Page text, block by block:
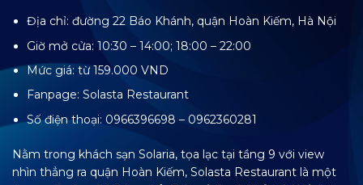
Địa chỉ: đường 22 Báo Khánh, quận Hoàn Kiếm, Hà Nội
Giờ mở cửa: 10:30 – 14:00; 18:00 – 22:00
Mức giá: từ 159.000 VND
Fanpage:Solasta Restaurant
Số điện thoại: 0966396698 – 0962360281
Nằm trong khách sạn Solaria, tọa lạc tại tầng 9 với view
nhìn thẳng ra quận Hoàn Kiếm, Solasta Restaurant là một